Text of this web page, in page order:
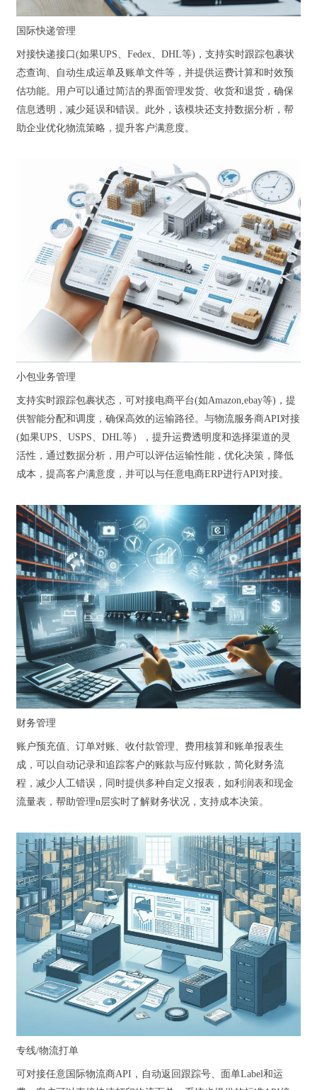
国际快递管理
对接快递接口(如果UPS、Fedex、DHL等)，支持实时跟踪包裹状
态查询、自动生成运单及账单文件等，并提供运费计算和时效预
估功能。用户可以通过简洁的界面管理发货、收货和退货，确保
信息透明，减少延误和错误。此外，该模块还支持数据分析，帮
助企业优化物流策略，提升客户满意度。
小包业务管理
支持实时跟踪包裹状态，可对接电商平台(如Amazon,ebay等)，提
供智能分配和调度，确保高效的运输路径。与物流服务商API对接
(如果UPS、USPS、DHL等），提升运费透明度和选择渠道的灵
活性，通过数据分析，用户可以评估运输性能，优化决策，降低
成本，提高客户满意度，并可以与任意电商ERP进行API对接。
财务管理
账户预充值、订单对账、收付款管理、费用核算和账单报表生
成，可以自动记录和追踪客户的账款与应付账款，简化财务流
程，减少人工错误，同时提供多种自定义报表，如利润表和现金
流量表，帮助管理n层实时了解财务状况，支持成本决策。
专线/物流打单
可对接任意国际物流商API，自动返回跟踪号、面单Label和运